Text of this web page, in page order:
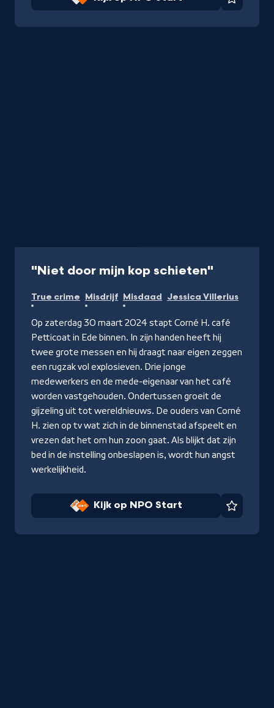
"Niet door mijn kop schieten"
op
NPO
Start
True crime Misdrijf Misdaad Jessica Villerius
Op zaterdag 30 maart 2024 stapt Corné H. café
Petticoat in Ede binnen. In zijn handen heeft hij
twee grote messen en hij draagt naar eigen zeggen
een rugzak vol explosieven. Drie jonge
medewerkers en de mede-eigenaar van het café
worden vastgehouden. Ondertussen groeit de
gijzeling uit tot wereldnieuws. De ouders van Corné
H. zien op tv wat zich in de binnenstad afspeelt en
vrezen dat het om hun zoon gaat. Als blijkt dat zijn
bed in de instelling onbeslapen is, wordt hun angst
werkelijkheid.
Kijk op NPO Start